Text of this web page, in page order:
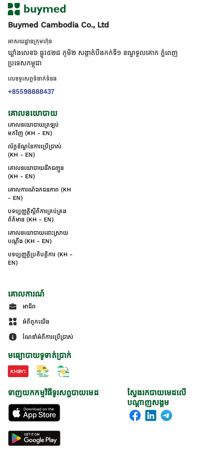
Buymed Cambodia Co., Ltd
អាសយដ្ឋានក្រុមហ៊ុន
ឃ្លាំងលេខ៦ ផ្លូវ៥២៨ ភូមិ២ សង្កាត់់បឹងកក់ទី១ ខណ្ឌទួលគោក ភ្នំពេញ
ប្រទេសកម្ពុជា
លេខទូរសព្ទទំនាក់ទំនង
+85598888437
គោលនយោបាយ
គោលនយោបាយត្រឡប់
មកវិញ (KH - EN)
ល័ក្ខខ័ណ្ឌនៃការប្រើប្រាស់
(KH - EN)
គោលនយោបាយដឹកជញ្ជូន
(KH - EN)
គោលការណ៍ឯកជនភាព (KH
- EN)
បទប្បញ្ញត្តិស្តីពីការគ្រប់គ្រង
ព័ត៌មាន (KH - EN)
គោលនយោបាយដោះស្រាយ
បណ្ដឹង (KH - EN)
បទប្បញ្ញត្តិប្រតិបត្តិការ (KH -
EN)
គោលការណ៍
អាជីព
អំពីពួកយើង
ណែនាំអំពីការប្រើប្រាស់
មធ្យោបាយទូទាត់ប្រាក់
ស្វែងរកបាយមេដលើ
បណ្តាញសង្គម
ទាញយកកម្មវិធីទូរសព្ទបាយមេដ